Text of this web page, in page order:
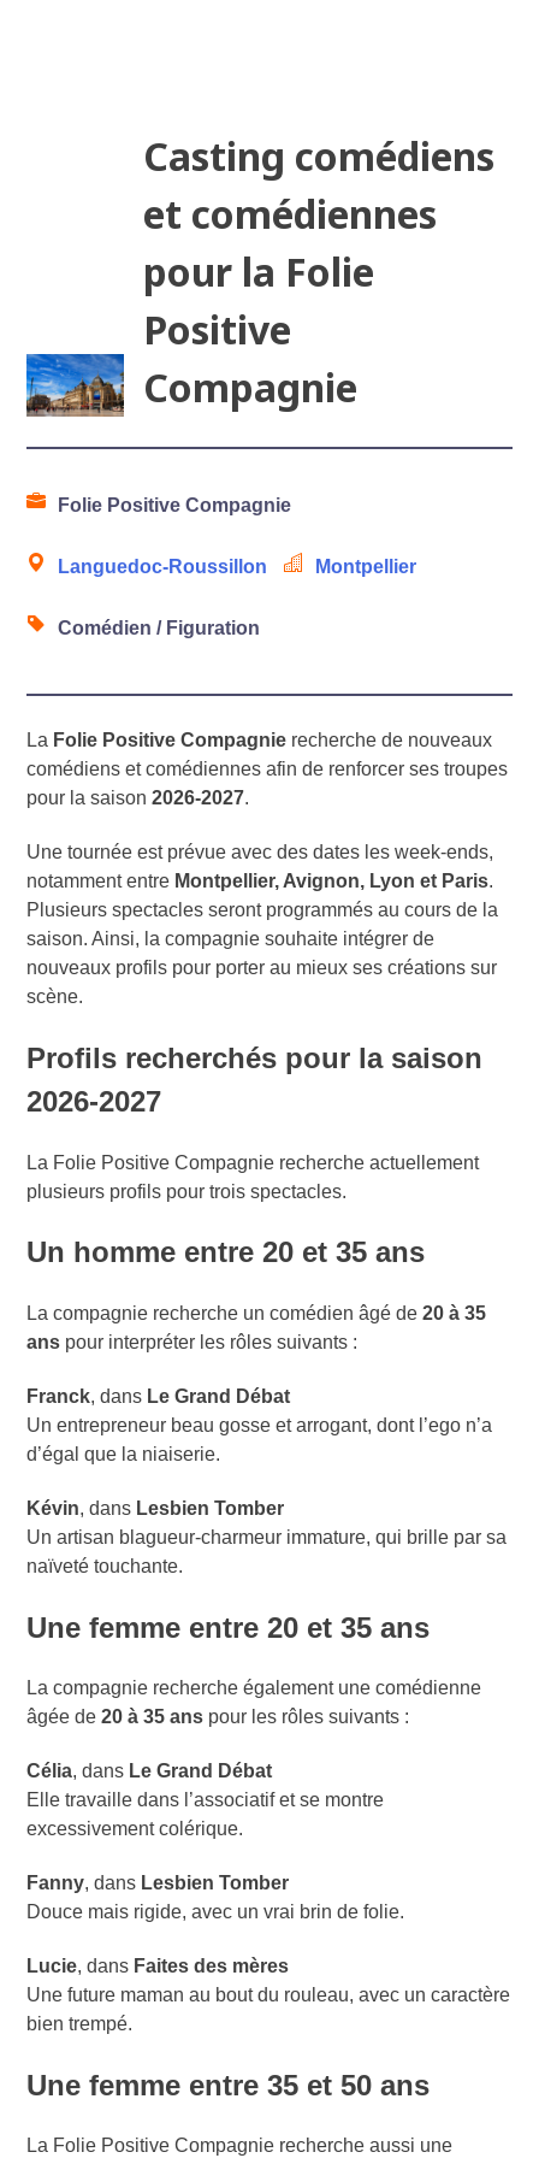
Casting comédiens
et comédiennes
pour la Folie
Positive
Compagnie
Folie Positive Compagnie
Languedoc-Roussillon Montpellier
Comédien / Figuration
La Folie Positive Compagnie recherche de nouveaux
comédiens et comédiennes afin de renforcer ses troupes
pour la saison2026-2027.
Une tournée est prévue avec des dates les week-ends,
notamment entre Montpellier, Avignon, Lyon et Paris.
Plusieurs spectacles seront programmés au cours de la
saison. Ainsi, la compagnie souhaite intégrer de
nouveaux profils pour porter au mieux ses créations sur
scène.
Profils recherchés pour la saison
2026-2027
La Folie Positive Compagnie recherche actuellement
plusieurs profils pour trois spectacles.
Un homme entre 20 et 35 ans
La compagnie recherche un comédien âgé de20 à 35
ans pour interpréter les rôles suivants :
Franck, dans Le Grand Débat
Un entrepreneur beau gosse et arrogant, dont l’ego n’a
d’égal que la niaiserie.
Kévin, dans Lesbien Tomber
Un artisan blagueur-charmeur immature, qui brille par sa
naïveté touchante.
Une femme entre 20 et 35 ans
La compagnie recherche également une comédienne
âgée de20 à 35 ans pour les rôles suivants :
Célia, dans Le Grand Débat
Elle travaille dans l’associatif et se montre
excessivement colérique.
Fanny, dans Lesbien Tomber
Douce mais rigide, avec un vrai brin de folie.
Lucie, dans Faites des mères
Une future maman au bout du rouleau, avec un caractère
bien trempé.
Une femme entre 35 et 50 ans
La Folie Positive Compagnie recherche aussi une